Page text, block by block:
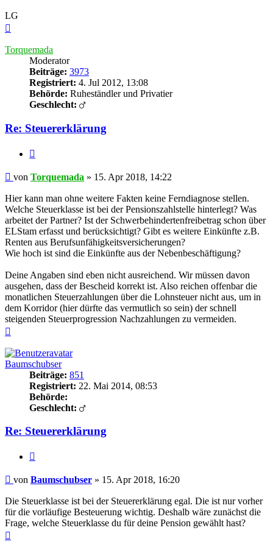
LG
Torquemada
Moderator
Beiträge: 3973
Registriert: 4. Jul 2012, 13:08
Behörde: Ruheständler und Privatier
Geschlecht:
Re: Steuererklärung
Beitrag
von Torquemada » 15. Apr 2018, 14:22
Hier kann man ohne weitere Fakten keine Ferndiagnose stellen.
Welche Steuerklasse ist bei der Pensionszahlstelle hinterlegt? Was
arbeitet der Partner? Ist der Schwerbehindertenfreibetrag schon über
ELStam erfasst und berücksichtigt? Gibt es weitere Einkünfte z.B.
Renten aus Berufsunfähigkeitsversicherungen?
Wie hoch ist sind die Einkünfte aus der Nebenbeschäftigung?
Deine Angaben sind eben nicht ausreichend. Wir müssen davon
ausgehen, dass der Bescheid korrekt ist. Also reichen offenbar die
monatlichen Steuerzahlungen über die Lohnsteuer nicht aus, um in
dem Korridor (hier dürfte das vermutlich so sein) der schnell
steigenden Steuerprogression Nachzahlungen zu vermeiden.
Baumschubser
Beiträge: 851
Registriert: 22. Mai 2014, 08:53
Behörde:
Geschlecht:
Re: Steuererklärung
Beitrag
von Baumschubser » 15. Apr 2018, 16:20
Die Steuerklasse ist bei der Steuererklärung egal. Die ist nur vorher
für die vorläufige Besteuerung wichtig. Deshalb wäre zunächst die
Frage, welche Steuerklasse du für deine Pension gewählt hast?